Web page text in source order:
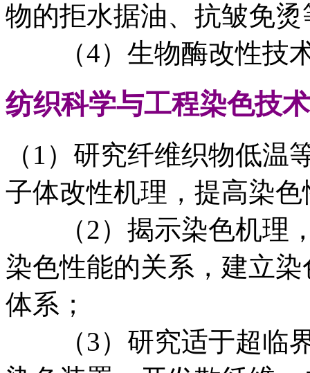
物的拒水据油、抗皱免
（4）生物酶改性技
纺织科学与工程染色技术
（1）研究纤维织物低
子体改性机理，提高染色
（2）揭示染色机理，
染色性能的关系，建立
体系；
（3）研究适于超临界